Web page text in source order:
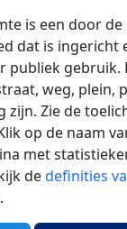
is een door
dat is ingericht
publiek gebruik.
weg, plein,
zijn. Zie de
op de naam
met
dedefinities
.